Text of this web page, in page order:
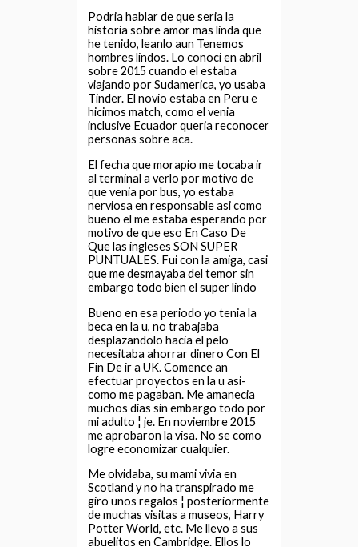
Podria hablar de que seri­a la
historia sobre amor mas linda que
he tenido, leanlo aun Tenemos
hombres lindos. Lo conoci en abril
sobre 2015 cuando el estaba
viajando por Sudamerica, yo usaba
Tinder. El novio estaba en Peru e
hicimos match, como el venia
inclusive Ecuador queria reconocer
personas sobre aca.
El fecha que morapio me tocaba ir
al terminal a verlo por motivo de
que venia por bus, yo estaba
nerviosa en responsable asi­ como
bueno el me estaba esperando por
motivo de que eso En Caso De
Que las ingleses SON SUPER
PUNTUALES. Fui con la amiga, casi
que me desmayaba del temor sin
embargo todo bien el super lindo
Bueno en esa periodo yo tenia la
beca en la u, no trabajaba
desplazandolo hacia el pelo
necesitaba ahorrar dinero Con El
Fin De ir a UK. Comence an
efectuar proyectos en la u asi­
como me pagaban. Me amanecia
muchos dias sin embargo todo por
mi adulto ¦ je. En noviembre 2015
me aprobaron la visa. No se como
logre economizar cualquier.
Me olvidaba, su mami vivia en
Scotland y no ha transpirado me
giro unos regalos ¦ posteriormente
de muchas visitas a museos, Harry
Potter World, etc. Me llevo a sus
abuelitos en Cambridge. Ellos lo